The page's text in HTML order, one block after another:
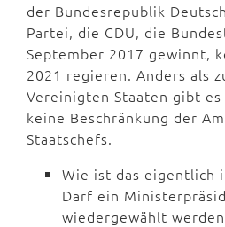
der Bundesrepublik
Partei, die CDU, die
September 2017 gewinnt,
2021 regieren. Anders als
Vereinigten Staaten gibt es
keine Beschränkung der
Staatschefs.
Wie ist das eigentlich
Darf ein
wiedergewählt